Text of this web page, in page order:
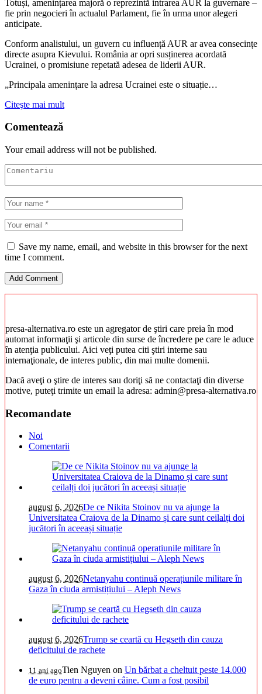
Totuși, amenințarea majoră o reprezintă intrarea AUR la guvernare –
fie prin negocieri în actualul Parlament, fie în urma unor alegeri
anticipate.
Conform analistului, un guvern cu influență AUR ar avea consecințe
directe asupra Kievului. România ar opri susținerea acordată
Ucrainei, o promisiune repetată adesea de liderii AUR.
„Principala amenințare la adresa Ucrainei este o situație…
Citeşte mai mult
Comentează
Your email address will not be published.
Save my name, email, and website in this browser for the next
time I comment.
presa-alternativa.ro este un agregator de ştiri care preia în mod
automat informaţii şi articole din surse de încredere pe care le aduce
în atenţia publicului. Aici veţi putea citi ştiri interne sau
internaţionale, de interes public, din mai multe domenii.
Dacă aveţi o ştire de interes sau doriţi să ne contactaţi din diverse
motive, puteţi trimite un email la adresa: admin@presa-alternativa.ro
Recomandate
Noi
Comentarii
august 6, 2026De ce Nikita Stoinov nu va ajunge la
Universitatea Craiova de la Dinamo și care sunt ceilalți doi
jucători în aceeași situație
august 6, 2026Netanyahu continuă operațiunile militare în
Gaza în ciuda armistițiului – Aleph News
august 6, 2026Trump se ceartă cu Hegseth din cauza
deficitului de rachete
11 ani agoTien Nguyen on Un bărbat a cheltuit peste 14.000
de euro pentru a deveni câine. Cum a fost posibil